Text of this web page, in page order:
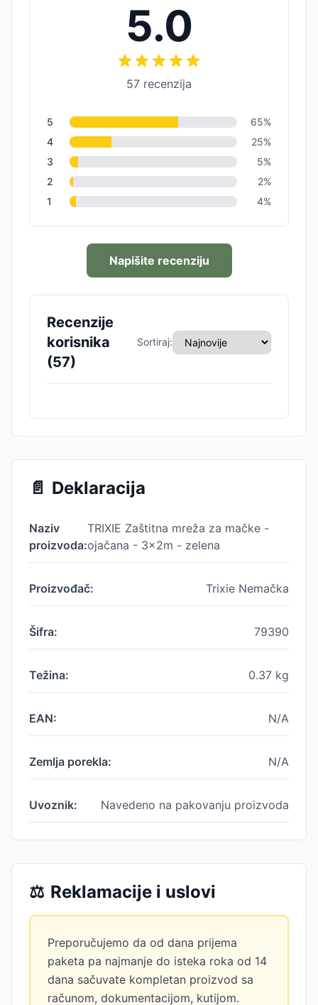
5.0
57 recenzija
5 65%
4
25%
3
5%
2
2%
1
4%
Napišite recenziju
Recenzije
korisnika
(57)
Sortiraj:
📄 Deklaracija
Naziv
proizvoda:
TRIXIE Zaštitna mreža za mačke -
ojačana - 3x2m - zelena
Proizvođač: Trixie Nemačka
Šifra: 79390
Težina: 0.37 kg
EAN: N/A
Zemlja porekla: N/A
Uvoznik: Navedeno na pakovanju proizvoda
⚖️ Reklamacije i uslovi
Preporučujemo da od dana prijema
paketa pa najmanje do isteka roka od 14
dana sačuvate kompletan proizvod sa
računom, dokumentacijom, kutijom.